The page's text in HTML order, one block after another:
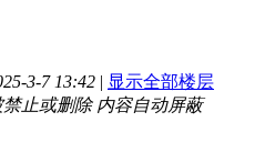
3-7 13:42 | 显示全部楼层
禁止或删除 内容自动屏蔽